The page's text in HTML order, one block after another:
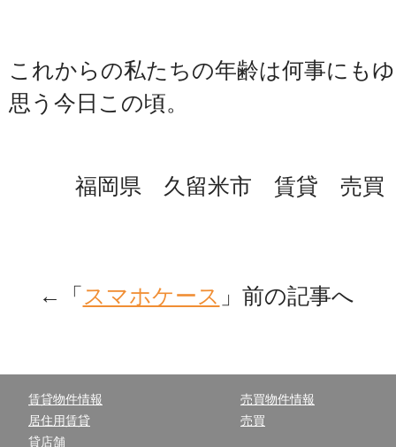
これからの私たちの年齢は何事にも
思う今日この頃。
福岡県 久留米市 賃貸 売買
←「 スマホケース 」前の記事へ
賃貸物件情報
居住用賃貸
貸店舗
売買物件情報
売買